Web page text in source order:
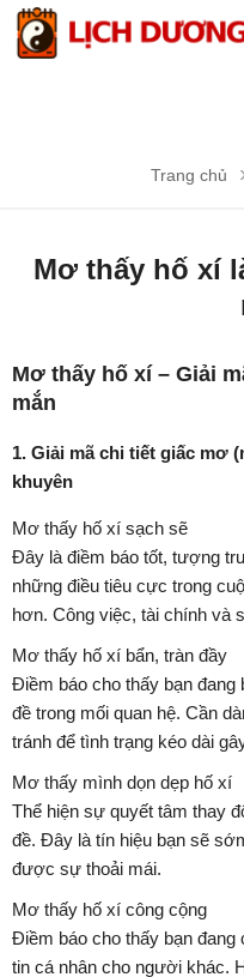
Trang chủ
Mơ thấy hố xí
Mơ thấy hố xí – Giải
mắn
1. Giải mã chi tiết giấc mơ
khuyên
Mơ thấy hố xí sạch sẽ
Đây là điềm báo tốt, tượng
những điều tiêu cực trong
hơn. Công việc, tài chính và
Mơ thấy hố xí bẩn, tràn đầy
Điềm báo cho thấy bạn đang
đề trong mối quan hệ. Cần
tránh để tình trạng kéo dài
Mơ thấy mình dọn dẹp hố xí
Thể hiện sự quyết tâm thay
đề. Đây là tín hiệu bạn sẽ
được sự thoải mái.
Mơ thấy hố xí công cộng
Điềm báo cho thấy bạn đang
tin cá nhân cho người khác.